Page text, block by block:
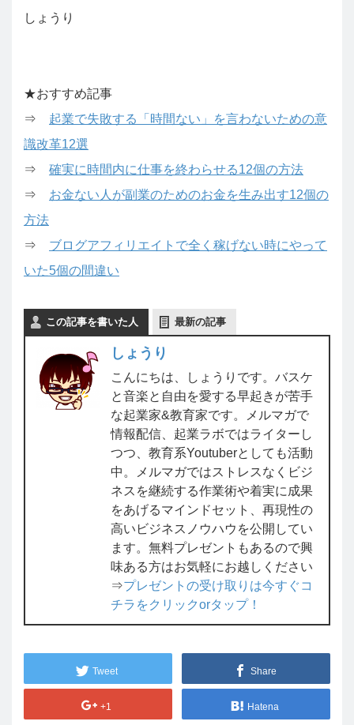
しょうり
★おすすめ記事
⇒ 起業で失敗する「時間ない」を言わないための意
識改革12選
⇒ 確実に時間内に仕事を終わらせる12個の方法
⇒ お金ない人が副業のためのお金を生み出す12個の
方法
⇒ ブログアフィリエイトで全く稼げない時にやって
いた5個の間違い
この記事を書いた人 最新の記事
しょうり
こんにちは、しょうりです。バスケ
と音楽と自由を愛する早起きが苦手
な起業家&教育家です。メルマガで
情報配信、起業ラボではライターし
つつ、教育系Youtuberとしても活動
中。メルマガではストレスなくビジ
ネスを継続する作業術や着実に成果
をあげるマインドセット、再現性の
高いビジネスノウハウを公開してい
ます。無料プレゼントもあるので興
味ある方はお気軽にお越しください
⇒プレゼントの受け取りは今すぐコ
チラをクリックorタップ！
Tweet Share
+1 Hatena